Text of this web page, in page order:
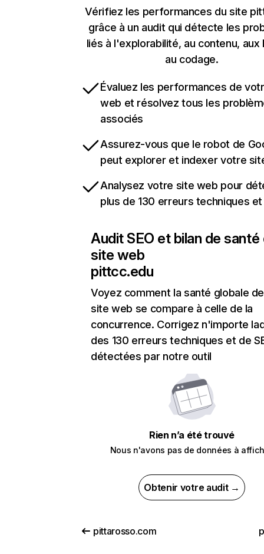
Vérifiez les performances du site
grâce à un audit qui détecte les
liés à l'explorabilité, au contenu, aux
au codage.
Évaluez les performances de
web et résolvez tous les
associés
Assurez-vous que le robot de
peut explorer et indexer votre
Analysez votre site web pour
plus de 130 erreurs techniques et
Audit SEO et bilan de santé
site web
pittcc.edu
Voyez comment la santé globale
site web se compare à celle de la
concurrence. Corrigez n'importe
des 130 erreurs techniques et de
détectées par notre outil
Rien n’a été trouvé
Nous n'avons pas de données à
Obtenir votre audit →
pittarosso.com